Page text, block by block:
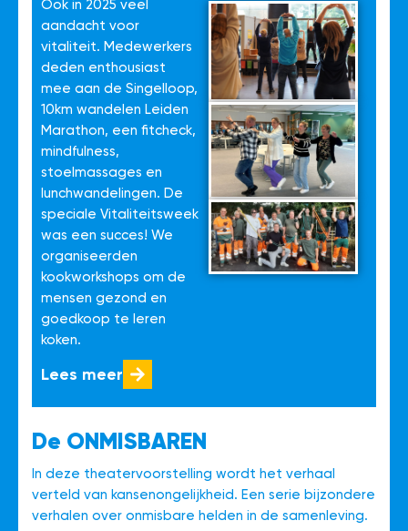
Ook in 2025 veel
aandacht voor
vitaliteit. Medewerkers
deden enthousiast
mee aan de Singelloop,
10km wandelen Leiden
Marathon, een fitcheck,
mindfulness,
stoelmassages en
lunchwandelingen. De
speciale Vitaliteitsweek
was een succes! We
organiseerden
kookworkshops om de
mensen gezond en
goedkoop te leren
koken.
Lees meer
De ONMISBAREN
In deze theatervoorstelling wordt het verhaal
verteld van kansenongelijkheid. Een serie bijzondere
verhalen over onmisbare helden in de samenleving.